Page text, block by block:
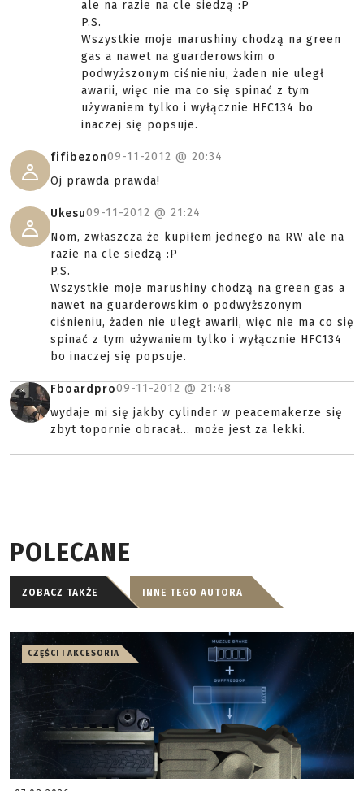
ale na razie na cle siedzą :P
P.S.
Wszystkie moje marushiny chodzą na green
gas a nawet na guarderowskim o
podwyższonym ciśnieniu, żaden nie uległ
awarii, więc nie ma co się spinać z tym
używaniem tylko i wyłącznie HFC134 bo
inaczej się popsuje.
fifibezon09-11-2012 @ 20:34
Oj prawda prawda!
Ukesu09-11-2012 @ 21:24
Nom, zwłaszcza że kupiłem jednego na RW ale na
razie na cle siedzą :P
P.S.
Wszystkie moje marushiny chodzą na green gas a
nawet na guarderowskim o podwyższonym
ciśnieniu, żaden nie uległ awarii, więc nie ma co się
spinać z tym używaniem tylko i wyłącznie HFC134
bo inaczej się popsuje.
Fboardpro09-11-2012 @ 21:48
wydaje mi się jakby cylinder w peacemakerze się
zbyt topornie obracał... może jest za lekki.
POLECANE
ZOBACZ TAKŻE INNE TEGO AUTORA
CZĘŚCI I AKCESORIA